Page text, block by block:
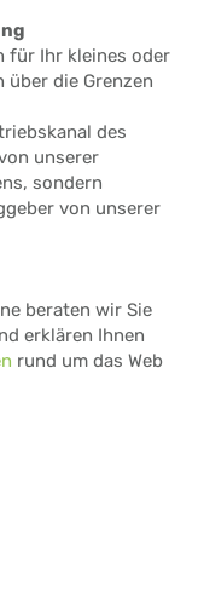
für Ihr kleines oder
die Grenzen
des
unserer
sondern
von unserer
beraten wir Sie
erklären Ihnen
rund um das Web